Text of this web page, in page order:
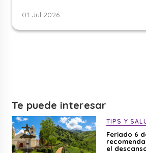
01 Jul 2026
Te puede interesar
TIPS Y
Feriado 6
el